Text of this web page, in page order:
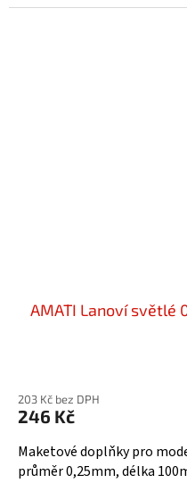
AMATI Lanoví světlé
203 Kč bez DPH
246 Kč
Maketové doplňky pro
průměr 0,25mm, délka